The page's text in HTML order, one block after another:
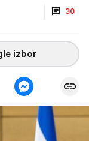
30
izbor